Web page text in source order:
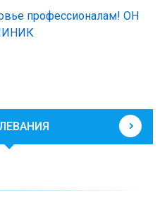
профессионалам! ОН